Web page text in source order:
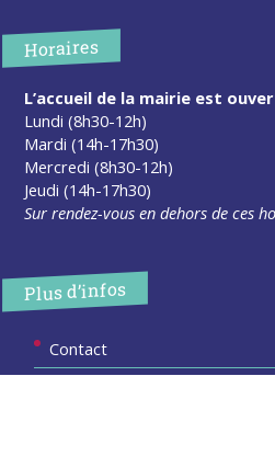
Horaires
L’accueil de la mairie est
Lundi (8h30-12h)
Mardi (14h-17h30)
Mercredi (8h30-12h)
Jeudi (14h-17h30)
Sur rendez-vous en dehors de ces
Plus d’infos
Contact